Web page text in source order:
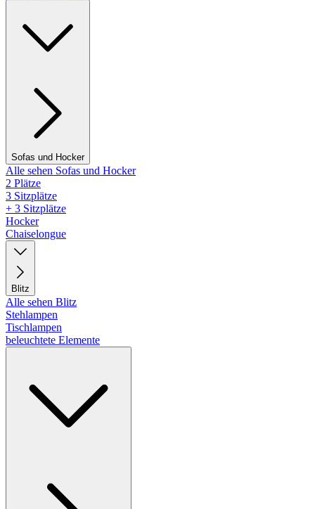
Sofas und Hocker
Alle sehen Sofas und Hocker
2 Plätze
3 Sitzplätze
+ 3 Sitzplätze
Hocker
Chaiselongue
Blitz
Alle sehen Blitz
Stehlampen
Tischlampen
beleuchtete Elemente